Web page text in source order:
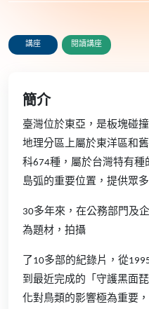
講座 閱讀講座
簡介
臺灣位於東亞，是板塊碰
地理分區上屬於東洋區和
科674種，屬於台灣特有
島弧的重要位置，提供眾
30多年來，在公務部門及
為題材，拍攝
了10多部的紀錄片，從
到最近完成的「守護黑面
化對鳥類的影響極為重要